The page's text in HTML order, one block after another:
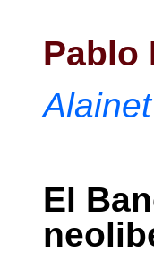
Pablo
Alainet
El